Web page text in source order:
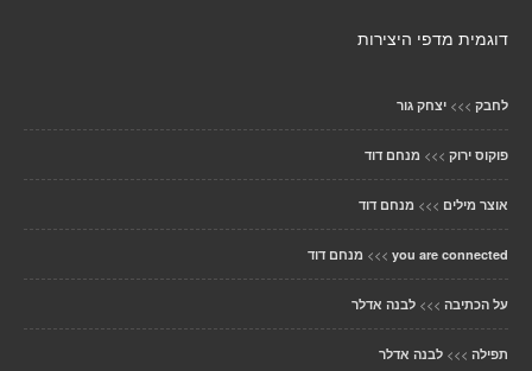
דוגמית מדפי היצירות
לחבק >>> יצחק גור
פוקוס ירוק >>> מנחם דוד
אוצר מילים >>> מנחם דוד
you are connected
>>> מנחם דוד
על הכתיבה >>> לבנה אדלר
תפילה >>> לבנה אדלר